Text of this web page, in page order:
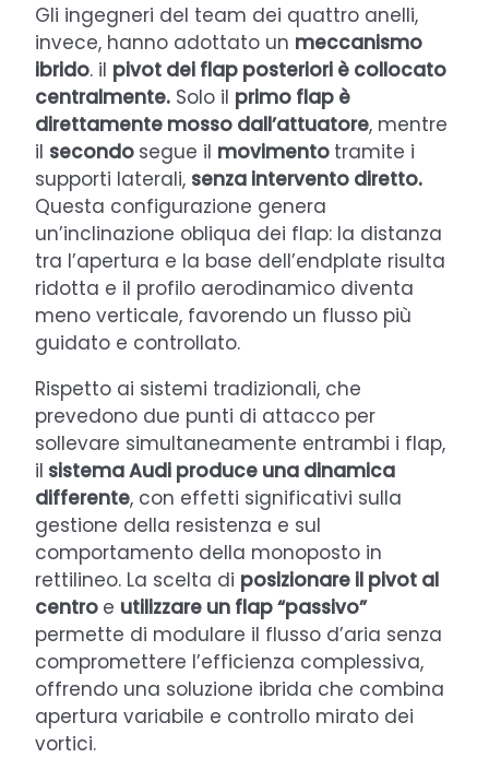
Gli ingegneri del team dei quattro anelli,
invece, hanno adottato un meccanismo
ibrido. il pivot dei flap posteriori è collocato
centralmente. Solo il primo flap è
direttamente mosso dall’attuatore, mentre
il secondo segue il movimento tramite i
supporti laterali, senza intervento diretto.
Questa configurazione genera
un’inclinazione obliqua dei flap: la distanza
tra l’apertura e la base dell’endplate risulta
ridotta e il profilo aerodinamico diventa
meno verticale, favorendo un flusso più
guidato e controllato.
Rispetto ai sistemi tradizionali, che
prevedono due punti di attacco per
sollevare simultaneamente entrambi i flap,
il sistema Audi produce una dinamica
differente, con effetti significativi sulla
gestione della resistenza e sul
comportamento della monoposto in
rettilineo. La scelta di posizionare il pivot al
centro e utilizzare un flap “passivo”
permette di modulare il flusso d’aria senza
compromettere l’efficienza complessiva,
offrendo una soluzione ibrida che combina
apertura variabile e controllo mirato dei
vortici.